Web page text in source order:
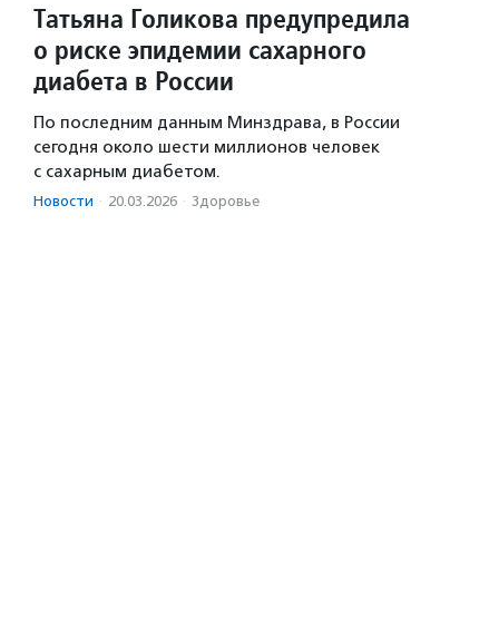
Татьяна Голикова предупредила
о риске эпидемии сахарного
диабета в России
По последним данным Минздрава, в России
сегодня около шести миллионов человек
с сахарным диабетом.
Новости · 20.03.2026 · Здоровье